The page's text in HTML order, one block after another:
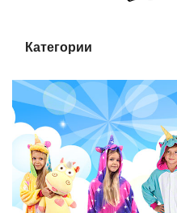
Категории